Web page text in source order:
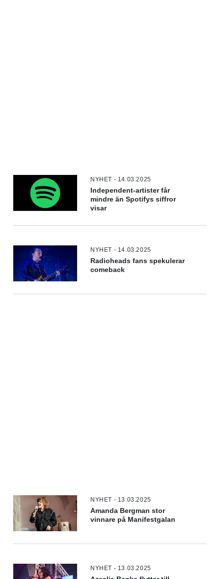
NYHET - 14.03.2025
Independent-artister får
mindre än Spotifys siffror
visar
NYHET - 14.03.2025
Radioheads fans spekulerar
comeback
NYHET - 13.03.2025
Amanda Bergman stor
vinnare på Manifestgalan
NYHET - 13.03.2025